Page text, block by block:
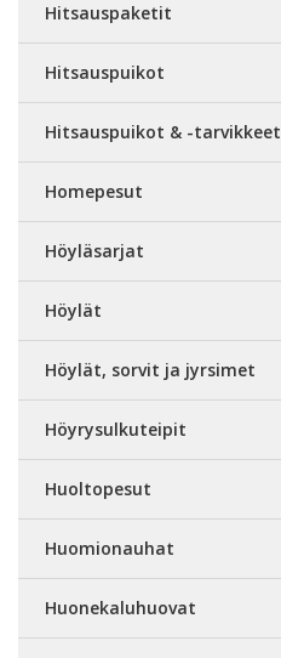
Hitsauspaketit
Hitsauspuikot
Hitsauspuikot & -tarvikkeet
Homepesut
Höyläsarjat
Höylät
Höylät, sorvit ja jyrsimet
Höyrysulkuteipit
Huoltopesut
Huomionauhat
Huonekaluhuovat